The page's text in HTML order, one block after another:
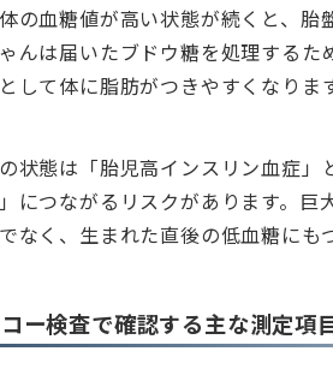
の血糖値が高い状態が続くと、
んは届いたブドウ糖を処理する
して体に脂肪がつきやすくなります
状態は「胎児高インスリン血症
につながるリスクがあります。
なく、生まれた直後の低血糖にも
ー検査で確認する主な測定項